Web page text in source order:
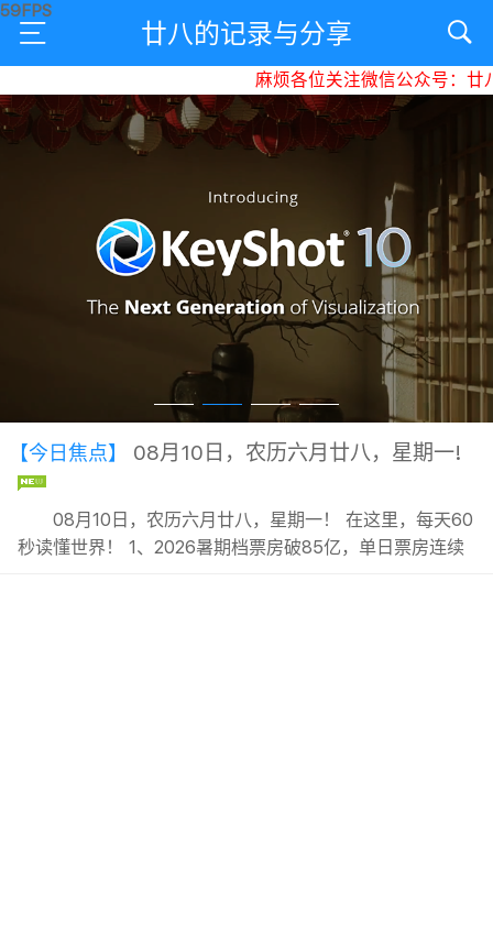
廿八的记录与分享
麻烦各位关注微信公众号：廿八
【今日焦点】 08月10日，农历六月廿八，星期一!
08月10日，农历六月廿八，星期一！ 在这里，每天60
秒读懂世界！ 1、2026暑期档票房破85亿，单日票房连续‌